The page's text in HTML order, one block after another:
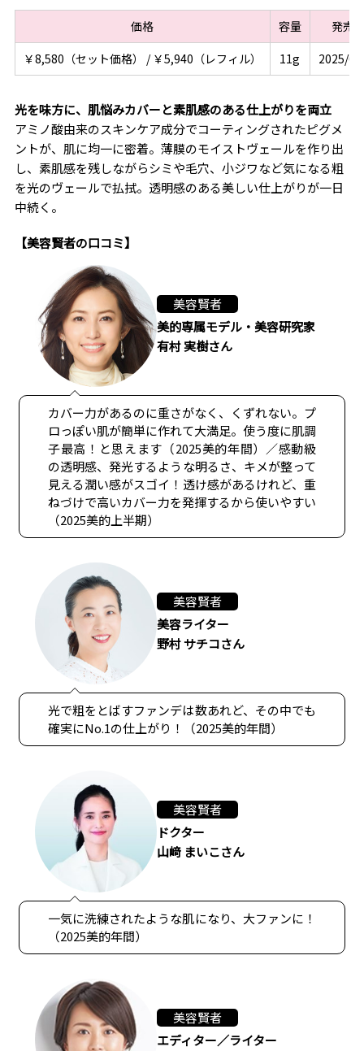
価格 容量
発売
￥8,580（セット価格） / ￥5,940（レフィル）
11g 2025/
光を味方に、肌悩みカバーと素肌感のある仕上がりを両立
アミノ酸由来のスキンケア成分でコーティングされたピグメ
ントが、肌に均一に密着。薄膜のモイストヴェールを作り出
し、素肌感を残しながらシミや毛穴、小ジワなど気になる粗
を光のヴェールで払拭。透明感のある美しい仕上がりが一日
中続く。
【美容賢者の口コミ】
美容賢者
美的専属モデル・美容研究家
有村 実樹さん
カバー力があるのに重さがなく、くずれない。プ
ロっぽい肌が簡単に作れて大満足。使う度に肌調
子最高！と思えます（2025美的年間）／感動級
の透明感、発光するような明るさ、キメが整って
見える潤い感がスゴイ！透け感があるけれど、重
ねづけで高いカバー力を発揮するから使いやすい
（2025美的上半期）
美容賢者
美容ライター
野村 サチコさん
光で粗をとばすファンデは数あれど、その中でも
確実にNo.1の仕上がり！（2025美的年間）
美容賢者
ドクター
山﨑 まいこさん
一気に洗練されたような肌になり、大ファンに！
（2025美的年間）
美容賢者
エディター／ライター